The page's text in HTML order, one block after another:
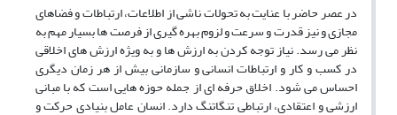
در عصر حاضر با عنایت به تحولات ناشی از اطلاعات، ارتباطات و فضاهای
مجازی و نیز قدرت و سرعت و لزوم بهره گیری از فرصت ها بسیار مهم به
نظر می رسد. نیاز توجه کردن به ارزش ها و به ویژه ارزش های اخلاقی
در کسب و کار و ارتباطات انسانی و سازمانی بیش از هر زمان دیگری
احساس می شود. اخلاق حرفه ای از جمله حوزه هایی است که با مبانی
ارزشی و اعتقادی، ارتباطی تنگاتنگ دارد. انسان عامل بنیادی حرکت و